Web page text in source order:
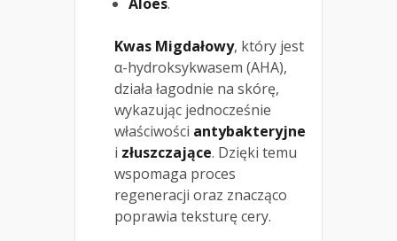
Kwas Migdałowy, który jest
α-hydroksykwasem (AHA),
działa łagodnie na skórę,
wykazując jednocześnie
właściwości antybakteryjne
i złuszczające. Dzięki temu
wspomaga proces
regeneracji oraz znacząco
poprawia teksturę cery.